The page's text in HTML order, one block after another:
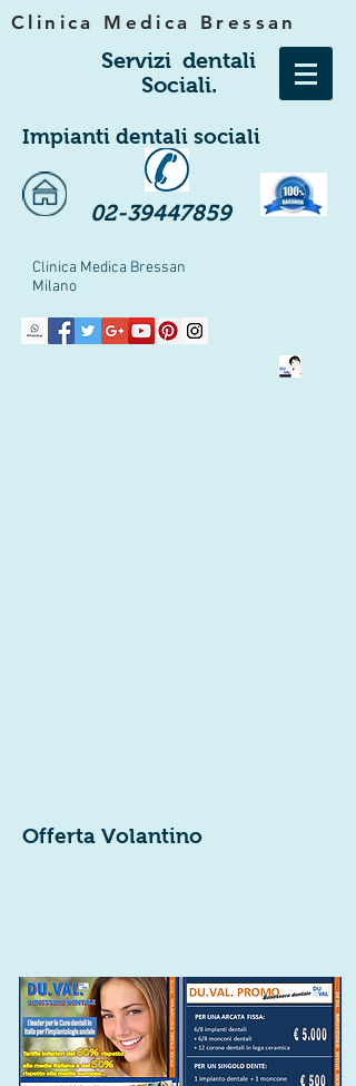
Clinica Medica Bressan
Servizi dentali
Sociali.
Impianti dentali sociali
02-39447859
Clinica Medica Bressan
Milano
Offerta Volantino